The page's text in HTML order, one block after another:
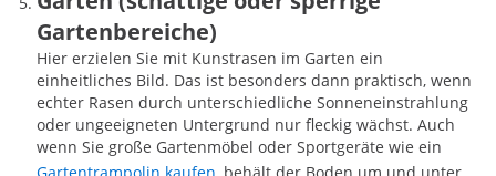
Gartenbereiche)
Hier erzielen Sie mit Kunstrasen im Garten ein
einheitliches Bild. Das ist besonders dann praktisch, wenn
echter Rasen durch unterschiedliche Sonneneinstrahlung
oder ungeeigneten Untergrund nur fleckig wächst. Auch
wenn Sie große Gartenmöbel oder Sportgeräte wie ein